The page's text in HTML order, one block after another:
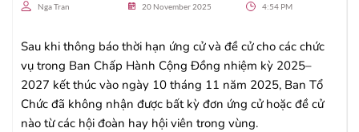
Nga Tran 20 November 2025 4:54 PM
Sau khi thông báo thời hạn ứng cử và đề cử cho các chức
vụ trong Ban Chấp Hành Cộng Đồng nhiệm kỳ 2025–
2027 kết thúc vào ngày 10 tháng 11 năm 2025, Ban Tổ
Chức đã không nhận được bất kỳ đơn ứng cử hoặc đề cử
nào từ các hội đoàn hay hội viên trong vùng.